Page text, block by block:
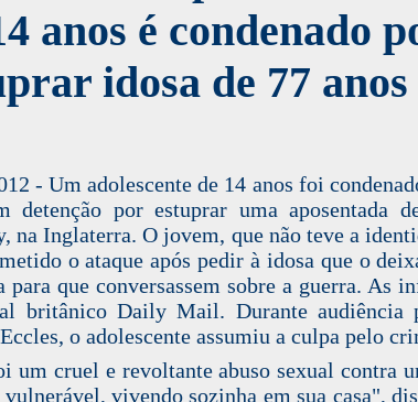
anos é condenado
idosa de 77 anos
- Um adolescente de 14 anos foi
detenção por estuprar uma aposentada
na Inglaterra. O jovem, que não teve a
o ataque após pedir à idosa que o
para que conversassem sobre a guerra. As
britânico Daily Mail. Durante audiência
o adolescente assumiu a culpa pelo
um cruel e revoltante abuso sexual contra
vulnerável, vivendo sozinha em sua casa",